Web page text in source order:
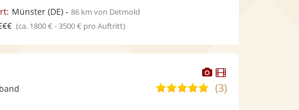
Münster(DE)- 86 km von Detmold
(ca. 1800 € - 3500 € pro Auftritt)
Dieser
Künstler
stellt
Dieser
Künstler
5,0(3)